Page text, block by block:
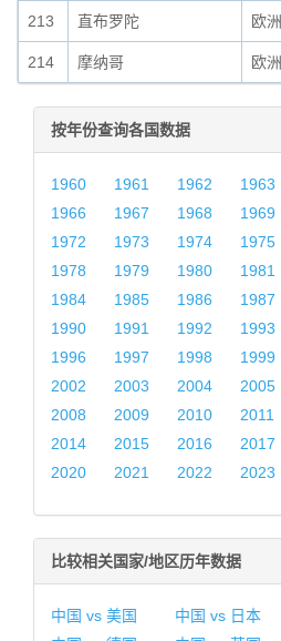
213 直布罗陀 欧洲
214 摩纳哥 欧洲
按年份查询各国数据
1960 1961 1962 1963
1966
1967 1968 1969
1972
1973 1974 1975
1978
1979 1980 1981
1984
1985 1986 1987
1990
1991 1992 1993
1996
1997 1998 1999
2002
2003 2004 2005
2008
2009 2010 2011
2014
2015 2016 2017
2020
2021 2022 2023
比较相关国家/地区历年数据
中国 vs 美国 中国 vs 日本